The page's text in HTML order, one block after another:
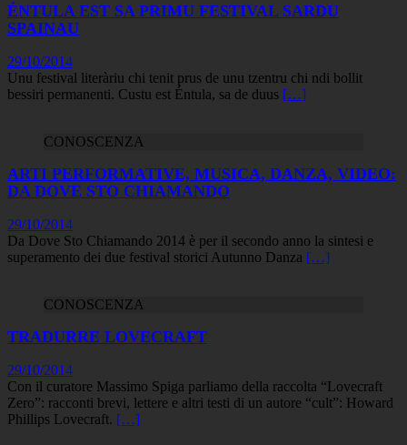
ÉNTULA EST SA PRIMU FESTIVAL SARDU
SPAINAU
29/10/2014
Unu festival literàriu chi tenit prus de unu tzentru chi ndi bollit
bessiri permanenti. Custu est Éntula, sa de duus […]
CONOSCENZA
ARTI PERFORMATIVE, MUSICA, DANZA, VIDEO:
DA DOVE STO CHIAMANDO
29/10/2014
Da Dove Sto Chiamando 2014 è per il secondo anno la sintesi e
superamento dei due festival storici Autunno Danza […]
CONOSCENZA
TRADURRE LOVECRAFT
29/10/2014
Con il curatore Massimo Spiga parliamo della raccolta “Lovecraft
Zero”: racconti brevi, lettere e altri testi di un autore “cult”: Howard
Phillips Lovecraft. […]